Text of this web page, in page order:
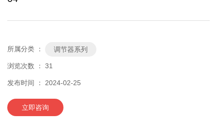
所属分类 ： 调节器系列
浏览次数 ： 31
发布时间 ： 2024-02-25
立即咨询